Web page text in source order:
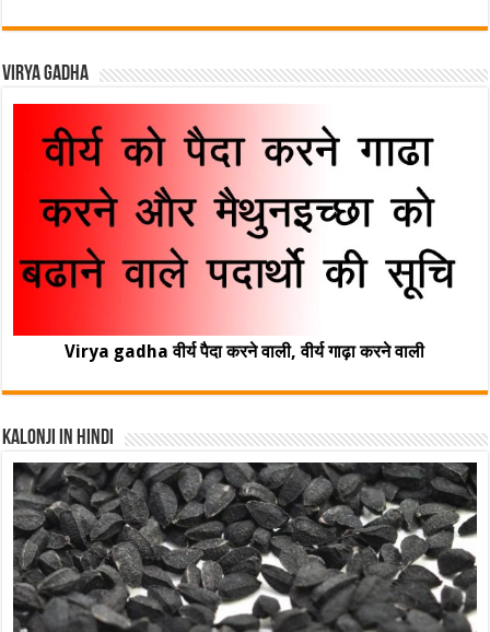
Virya Gadha
Virya gadha वीर्य पैदा करने वाली, वीर्य गाढ़ा करने वाली
Kalonji In Hindi